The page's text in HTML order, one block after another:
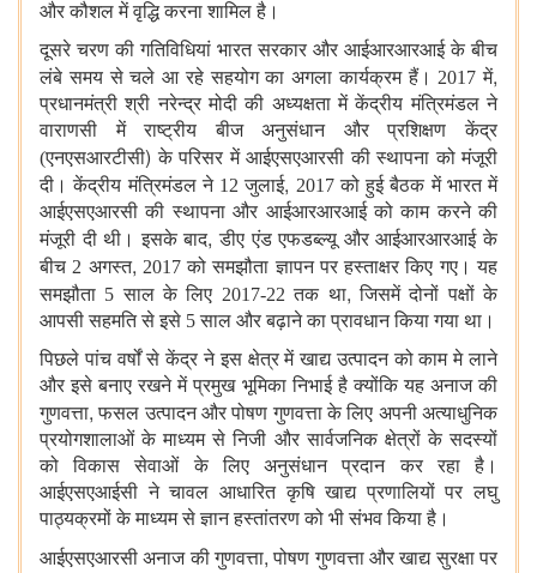
और कौशल में वृद्धि करना शामिल है।
दूसरे चरण की गतिविधियां भारत सरकार और आईआरआरआई के बीच
लंबे समय से चले आ रहे सहयोग का अगला कार्यक्रम हैं। 2017 में,
प्रधानमंत्री श्री नरेन्द्र मोदी की अध्यक्षता में केंद्रीय मंत्रिमंडल ने
वाराणसी में राष्ट्रीय बीज अनुसंधान और प्रशिक्षण केंद्र
(एनएसआरटीसी)के परिसर में आईएसएआरसी की स्थापना को मंजूरी
दी। केंद्रीय मंत्रिमंडल ने 12 जुलाई, 2017 को हुई बैठक में भारत में
आईएसएआरसी की स्थापना और आईआरआरआई को काम करने की
मंजूरी दी थी। इसके बाद, डीए एंड एफडब्ल्यू और आईआरआरआई के
बीच 2 अगस्त, 2017 को समझौता ज्ञापन पर हस्ताक्षर किए गए। यह
समझौता 5 साल के लिए 2017-22 तक था,जिसमें दोनों पक्षों के
आपसी सहमति से इसे 5 साल और बढ़ाने का प्रावधान किया गया था।
पिछले पांच वर्षों से केंद्र ने इस क्षेत्र में खाद्य उत्पादन को काम मे लाने
और इसे बनाए रखने में प्रमुख भूमिका निभाई है क्योंकि यह अनाज की
गुणवत्ता,फसल उत्पादन और पोषण गुणवत्ता के लिए अपनी अत्याधुनिक
प्रयोगशालाओं के माध्यम से निजी और सार्वजनिक क्षेत्रों के सदस्यों
को विकास सेवाओं के लिए अनुसंधान प्रदान कर रहा है।
आईएसएआईसी ने चावल आधारित कृषि खाद्य प्रणालियों पर लघु
पाठ्यक्रमों के माध्यम से ज्ञान हस्तांतरण को भी संभव किया है।
आईएसएआरसी अनाज की गुणवत्ता,पोषण गुणवत्ता और खाद्य सुरक्षा पर